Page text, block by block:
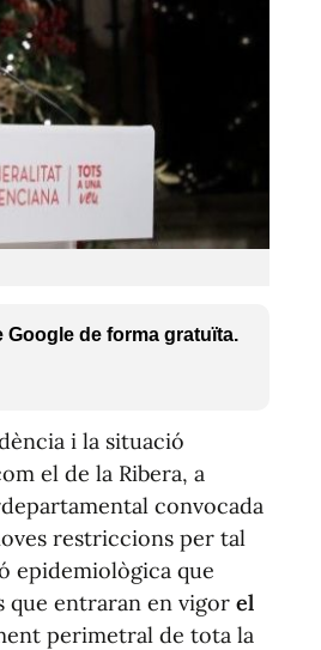
Google de forma gratuïta.
i la situació
el de la Ribera, a
convocada
restriccions per tal
epidemiològica que
que entraran en vigor el
perimetral de tota la